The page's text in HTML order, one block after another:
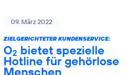
09. März 2022
ZIELGERICHTETER KUNDENSERVICE:
O2 bietet spezielle
Hotline für gehörlose
Menschen